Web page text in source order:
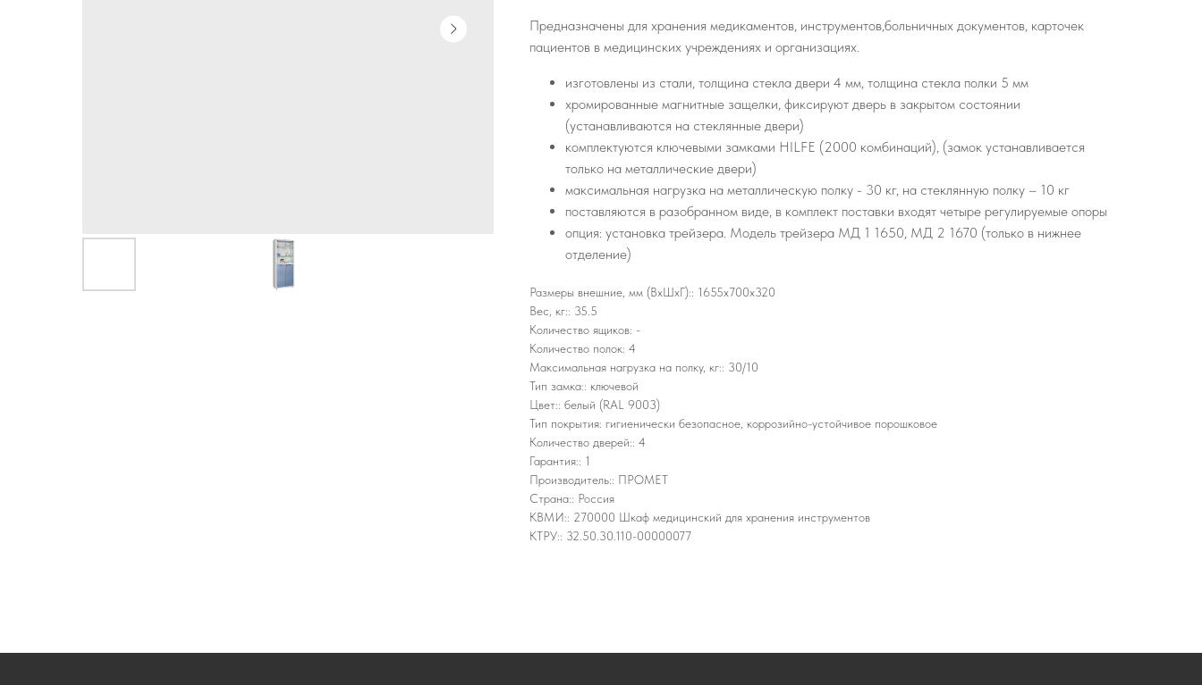
Предназначены для хранения медикаментов, инструментов,больничных документов, карточек
пациентов в медицинских учреждениях и организациях.
изготовлены из стали, толщина стекла двери 4 мм, толщина стекла полки 5 мм
хромированные магнитные защелки, фиксируют дверь в закрытом состоянии
(устанавливаются на стеклянные двери)
комплектуются ключевыми замками HILFE (2000 комбинаций), (замок устанавливается
только на металлические двери)
максимальная нагрузка на металлическую полку - 30 кг, на стеклянную полку – 10 кг
поставляются в разобранном виде, в комплект поставки входят четыре регулируемые опоры
опция: установка трейзера. Модель трейзера МД 1 1650, МД 2 1670 (только в нижнее
отделение)
Размеры внешние, мм (ВхШхГ):: 1655x700x320
Вес, кг:: 35.5
Количество ящиков: -
Количество полок: 4
Максимальная нагрузка на полку, кг:: 30/10
Тип замка:: ключевой
Цвет:: белый (RAL 9003)
Тип покрытия: гигиенически безопасное, коррозийно-устойчивое порошковое
Количество дверей:: 4
Гарантия:: 1
Производитель:: ПРОМЕТ
Страна:: Россия
КВМИ:: 270000 Шкаф медицинский для хранения инструментов
КТРУ:: 32.50.30.110-00000077